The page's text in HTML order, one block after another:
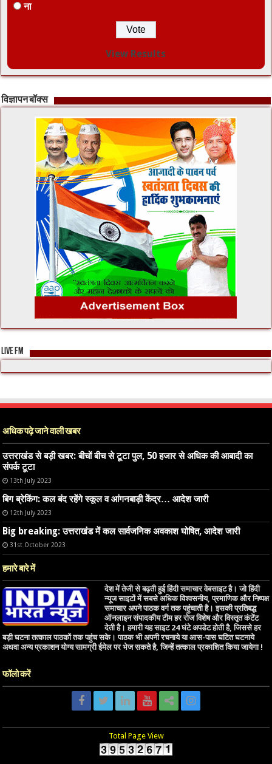
ना
View Results
विज्ञापन बॉक्स
LIVE FM
अधिक पढ़े जाने वाली खबर
उत्तराखंड से बड़ी खबर: बीचों बीच से टूटा पुल, 50 हजार से अधिक की आबादी का
संपर्क टूटा
13th July 2023
बिग ब्रेकिंग: कल बंद रहेंगे स्कूल व आंगनबाड़ी केंद्र… आदेश जारी
12th July 2023
Big breaking: उत्तराखंड में कल सार्वजनिक अवकाश घोषित, आदेश जारी
31st October 2023
हमारे बारे में
देश में तेजी से बढ़ती हुई हिंदी समाचार वेबसाइट है। जो हिंदी
न्यूज साइटों में सबसे अधिक विश्वसनीय, प्रमाणिक और निष्पक्ष
समाचार अपने पाठक वर्ग तक पहुंचाती है। इसकी प्रतिबद्ध
ऑनलाइन संपादकीय टीम हर रोज विशेष और विस्तृत कंटेंट
देती है। हमारी यह साइट 24 घंटे अपडेट होती है, जिससे हर
बड़ी घटना तत्काल पाठकों तक पहुंच सके। पाठक भी अपनी रचनाये या आस-पास घटित घटनाये
अथवा अन्य प्रकाशन योग्य सामग्री ईमेल पर भेज सकते है, जिन्हें तत्काल प्रकाशित किया जायेगा !
फॉलो करें
Total Page View